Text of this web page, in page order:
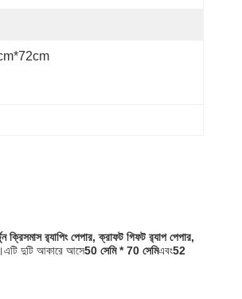
ক্রিসমাস র‍্যাপিং পেপার, ক্রাফট গিফট র‍্যাপ পেপার,
দুটি আকারে আসে50 সেমি * 70 সেমিএবং52